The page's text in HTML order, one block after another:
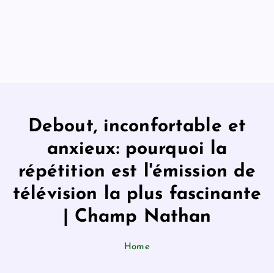
Debout, inconfortable et
anxieux: pourquoi la
répétition est l'émission de
télévision la plus fascinante
| Champ Nathan
Home